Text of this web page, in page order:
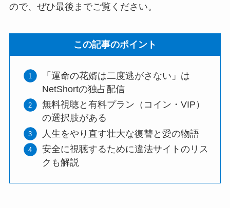
ので、ぜひ最後までご覧ください。
この記事のポイント
「運命の花婿は二度逃がさない」は
NetShortの独占配信
無料視聴と有料プラン（コイン・VIP）
の選択肢がある
人生をやり直す壮大な復讐と愛の物語
安全に視聴するために違法サイトのリス
クも解説